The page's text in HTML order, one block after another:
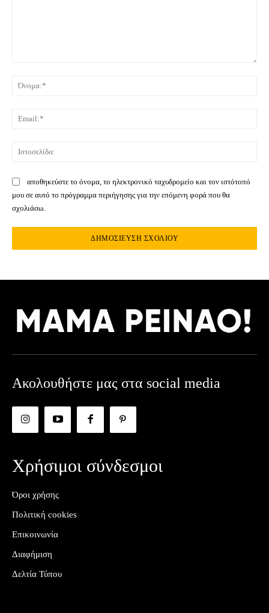
αποθηκεύστε το όνομα, το ηλεκτρονικό ταχυδρομείο και τον ιστότοπό
μου σε αυτό το πρόγραμμα περιήγησης για την επόμενη φορά που θα
σχολιάσω.
Ακολουθήστε μας στα social media
Χρήσιμοι σύνδεσμοι
Όροι χρήσης
Πολιτική cookies
Επικοινωνία
Διαφήμιση
Δελτία Τύπου